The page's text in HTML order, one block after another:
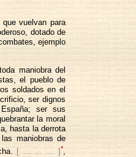
vuelvan para
dotado de
ejemplo
maniobra del
el pueblo de
soldados en el
ser dignos
ser sus
la moral
hasta la derrota
maniobras de
[ … … … ]*,